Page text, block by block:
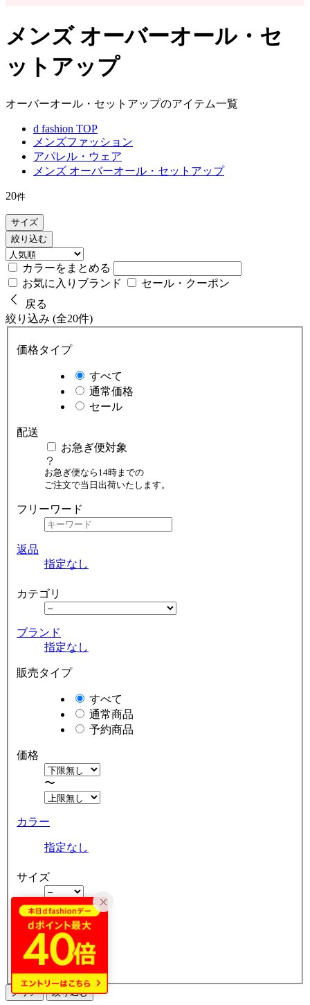
メンズ オーバーオール・セ
ットアップ
オーバーオール・セットアップのアイテム一覧
d fashion TOP
メンズファッション
アパレル・ウェア
メンズ オーバーオール・セットアップ
20件
サイズ
絞り込む
カラーをまとめる
お気に入りブランド
セール・クーポン
戻る
絞り込み (全20件)
価格タイプ
すべて
通常価格
セール
配送
お急ぎ便対象
お急ぎ便なら14時までの
ご注文で当日出荷いたします。
フリーワード
返品
指定なし
カテゴリ
ブランド
指定なし
販売タイプ
すべて
通常商品
予約商品
価格
〜
カラー
指定なし
サイズ
〜
割引率
クリア 絞り込む